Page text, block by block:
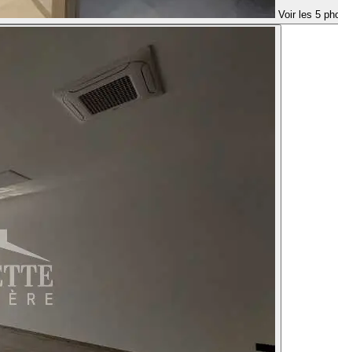
Voir les 5